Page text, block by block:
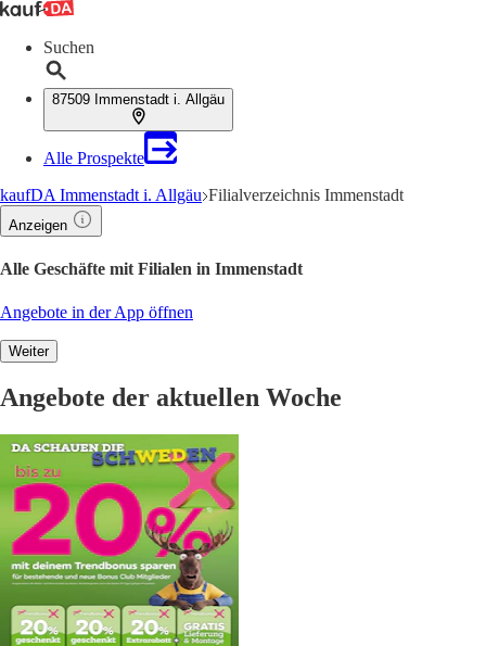
Suchen
87509 Immenstadt i. Allgäu
Alle Prospekte
kaufDA Immenstadt i. Allgäu Filialverzeichnis Immenstadt
Anzeigen
Alle Geschäfte mit Filialen in Immenstadt
Angebote in der App öffnen
Weiter
Angebote der aktuellen Woche